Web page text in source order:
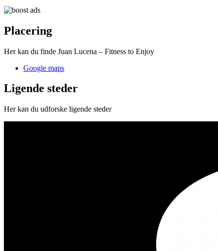
Placering
Her kan du finde Juan Lucena – Fitness to Enjoy
Google maps
Ligende steder
Her kan du udforske ligende steder